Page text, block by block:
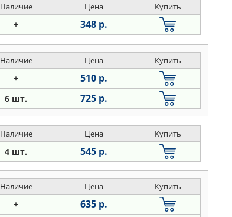
Наличие Цена Купить
+ 348 р.
Наличие Цена Купить
+ 510 р.
6 шт. 725 р.
Наличие Цена Купить
4 шт. 545 р.
Наличие Цена Купить
+ 635 р.